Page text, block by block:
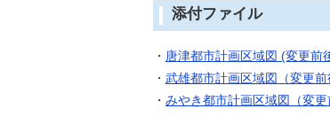
添付ファイル
・ 唐津都市計画区域図 (変更前
・ 武雄都市計画区域図（変更前
・ みやき都市計画区域図（変更